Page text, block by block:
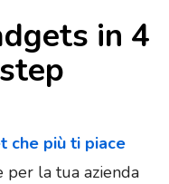
in 4
che più ti piace
per la tua azienda